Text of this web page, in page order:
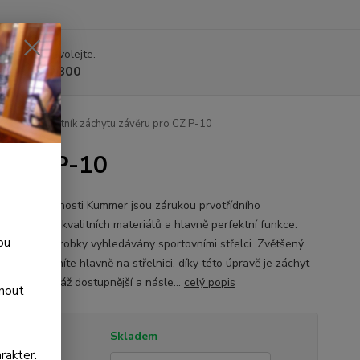
rady? Zavolejte.
375 800
hmatník záchytu závěru pro CZ P-10
CZ P-10
od společnosti Kummer jsou zárukou prvotřídního
použití kvalitních materiálů a hlavně perfektní funkce.
jejich výrobky vyhledávány sportovními střelci. Zvětšený
závěru oceníte hlavně na střelnici, díky této úpravě je záchyt
mnohem snáž dostupnější a násle... celý popis
Skladem